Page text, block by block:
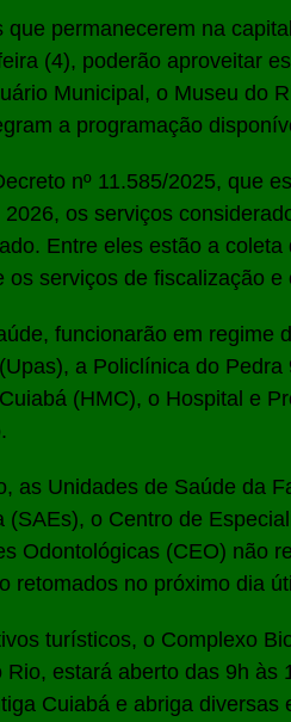
que permanecerem na
(4), poderão aproveitar
Municipal, o Museu do
a programação
nº 11.585/2025, que
os serviços
Entre eles estão a
os serviços de fiscalização
funcionarão em regime
a Policlínica do
(HMC), o Hospital e
as Unidades de Saúde da
(SAEs), o Centro de
Odontológicas (CEO) não
retomados no próximo dia
turísticos, o Complexo
Rio, estará aberto das 9h
Cuiabá e abriga